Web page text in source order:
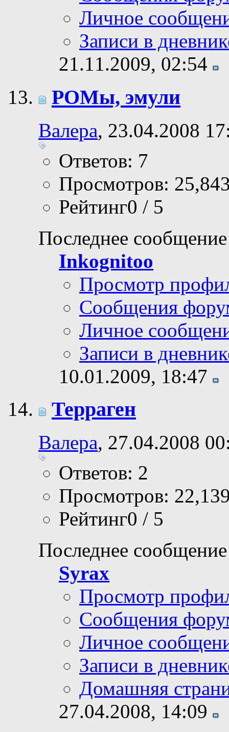
Личное
Записи в
21.11.2009, 02:54
РОМы, эмули
Валера, 23.04.2008
Ответов: 7
Просмотров:
Рейтинг0 / 5
Последнее
Inkognitoo
Просмотр
Сообщения
Личное
Записи в
10.01.2009, 18:47
Терраген
Валера, 27.04.2008
Ответов: 2
Просмотров:
Рейтинг0 / 5
Последнее
Syrax
Просмотр
Сообщения
Личное
Записи в
Домашняя
27.04.2008, 14:09